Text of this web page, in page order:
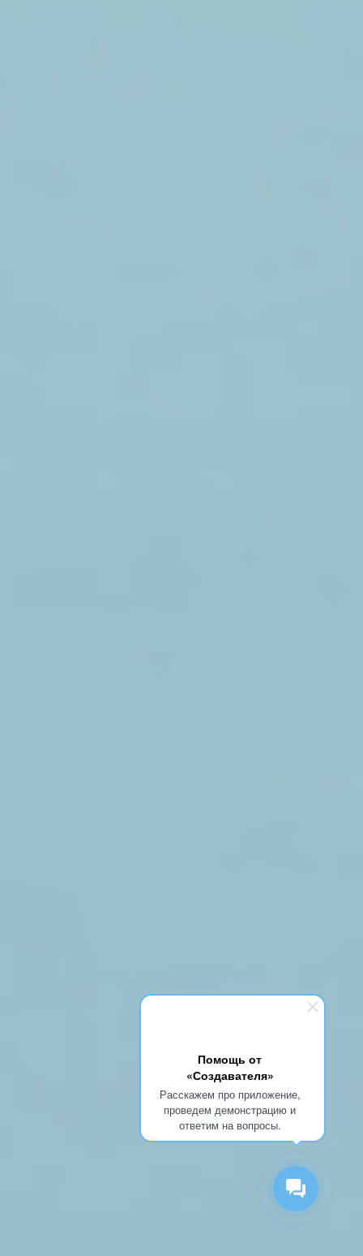
Помощь от
«Создавателя»
Расскажем про приложение,
проведем демонстрацию и
ответим на вопросы.